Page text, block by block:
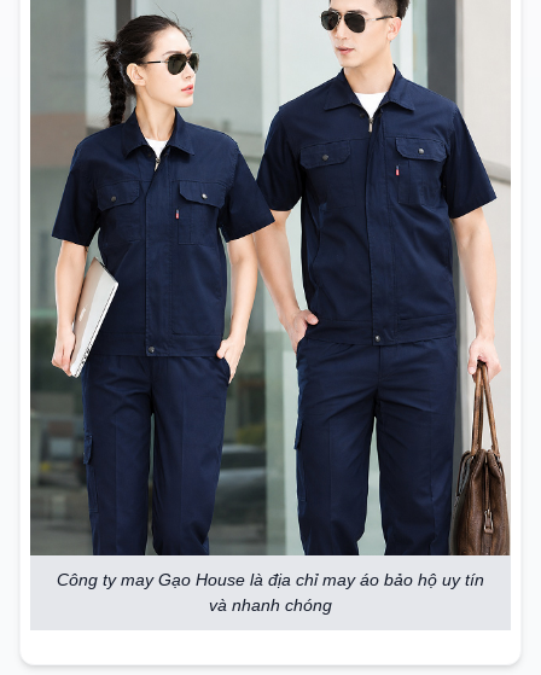
Công ty may Gạo House là địa chỉ may áo bảo hộ uy tín
và nhanh chóng